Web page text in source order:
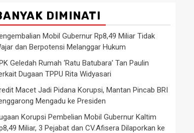
DIMINATI
Mobil Gubernur Rp8,49 Miliar Tidak
dan Berpotensi Melanggar Hukum
Geledah Rumah ‘Ratu Batubara’ Tan Paulin
Dugaan TPPU Rita Widyasari
Macet Jadi Pidana Korupsi, Mantan Pincab BRI
Mengadu ke Presiden
Korupsi Pembelian Mobil Gubernur Kaltim
Miliar, 3 Pejabat dan CV.Afisera Dilaporkan ke